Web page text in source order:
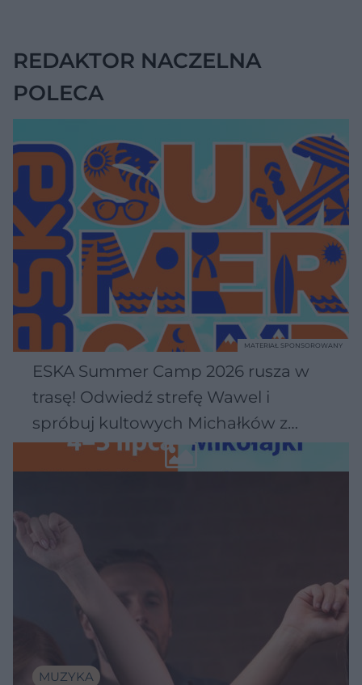
REDAKTOR NACZELNA
POLECA
ESKA Summer Camp 2026 rusza w
trasę! Odwiedź strefę Wawel i
spróbuj kultowych Michałków z
Wawelu
MATERIAŁ SPONSOROWANY
MUZYKA